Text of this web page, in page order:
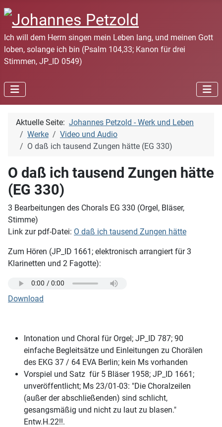
Ich will dem Herrn singen mein Leben lang, und meinen Gott
loben, solange ich bin (Psalm 104,33; Kanon für drei
Stimmen, JP_ID 0549)
Aktuelle Seite: Johannes Petzold - Werk und Leben
Werke
Video und Audio
O daß ich tausend Zungen hätte (EG 330)
O daß ich tausend Zungen hätte
(EG 330)
3 Bearbeitungen des Chorals EG 330 (Orgel, Bläser,
Stimme)
Link zur pdf-Datei: O daß ich tausend Zungen hätte
Zum Hören (JP_ID 1661; elektronisch arrangiert für 3
Klarinetten und 2 Fagotte):
Download
Intonation und Choral für Orgel; JP_ID 787; 90
einfache Begleitsätze und Einleitungen zu Chorälen
des EKG 37 / 64 EVA Berlin; kein Ms vorhanden
Vorspiel und Satz für 5 Bläser 1958; JP_ID 1661;
unveröffentlicht; Ms 23/01-03: "Die Choralzeilen
(außer der abschließenden) sind schlicht,
gesangsmäßig und nicht zu laut zu blasen."
Entw.H.22!!.